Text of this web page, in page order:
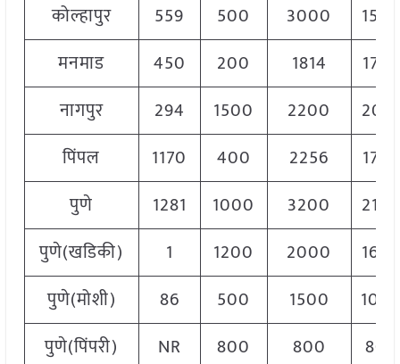
कोल्हापुर
559 500 3000
मनमाड
450 200 1814
नागपुर
294 1500 2200
पिंपल
1170 400 2256
पुणे
1281 1000 3200
पुणे(खडिकी)
1 1200 2000
पुणे(मोशी)
86 500 1500
पुणे(पिंपरी)
NR 800 800
800